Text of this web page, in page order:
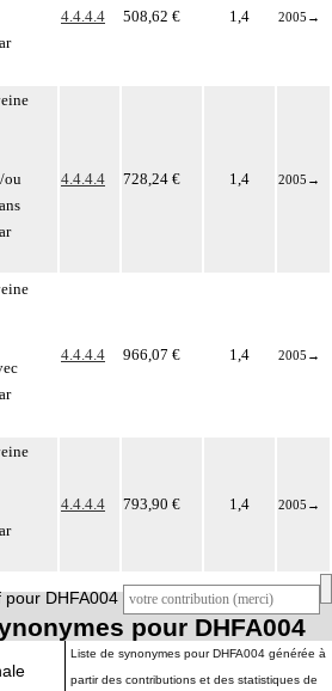
4.4.4.4 508,62 € 1,4 2005 →
ou
4.4.4.4 728,24 € 1,4 2005 →
4.4.4.4 966,07 € 1,4 2005 →
4.4.4.4 793,90 € 1,4 2005 →
DHFA004
pour DHFA004
Liste de synonymes pour DHFA004 générée à
partir des contributions et des statistiques de